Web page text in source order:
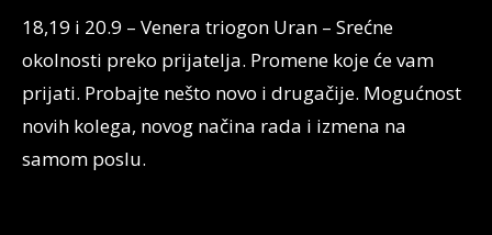
18,19 i 20.9 – Venera triogon Uran – Srećne
okolnosti preko prijatelja. Promene koje će vam
prijati. Probajte nešto novo i drugačije. Mogućnost
novih kolega, novog načina rada i izmena na
samom poslu.